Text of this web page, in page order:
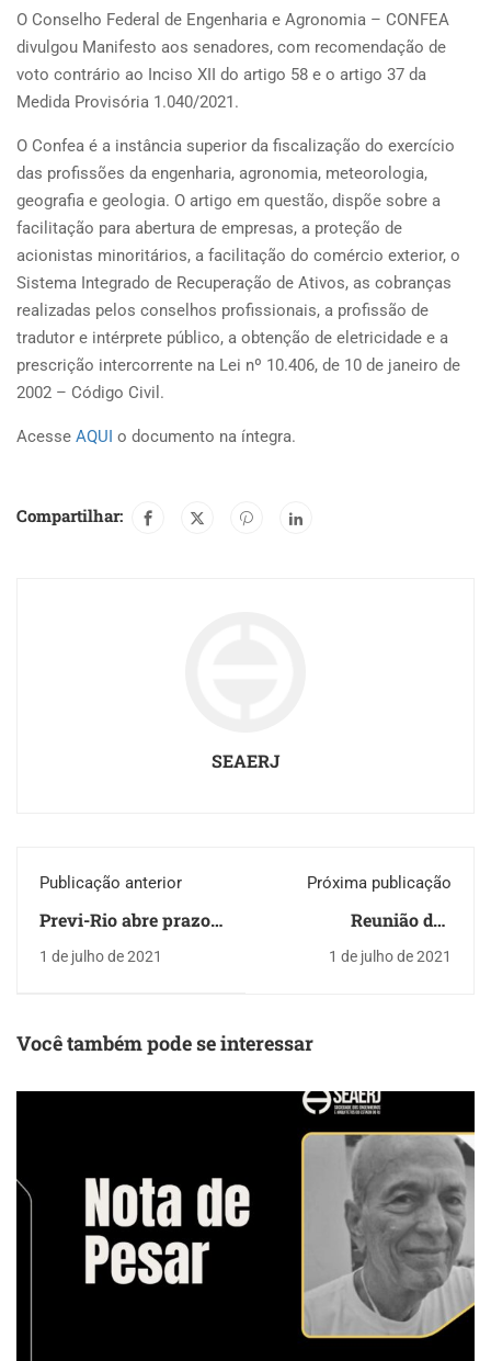
O Conselho Federal de Engenharia e Agronomia – CONFEA
divulgou Manifesto aos senadores, com recomendação de
voto contrário ao Inciso XII do artigo 58 e o artigo 37 da
Medida Provisória 1.040/2021.
O Confea é a instância superior da fiscalização do exercício
das profissões da engenharia, agronomia, meteorologia,
geografia e geologia. O artigo em questão, dispõe sobre a
facilitação para abertura de empresas, a proteção de
acionistas minoritários, a facilitação do comércio exterior, o
Sistema Integrado de Recuperação de Ativos, as cobranças
realizadas pelos conselhos profissionais, a profissão de
tradutor e intérprete público, a obtenção de eletricidade e a
prescrição intercorrente na Lei nº 10.406, de 10 de janeiro de
2002 – Código Civil.
Acesse AQUI o documento na íntegra.
Compartilhar:
SEAERJ
Publicação anterior
Previ-Rio abre prazo
(01/07) para adesão
Municipal (PSSM)
1 de julho de 2021
Próxima publicação
Reunião das
terapeuta Maucha
1 de julho de 2021
Você também pode se interessar